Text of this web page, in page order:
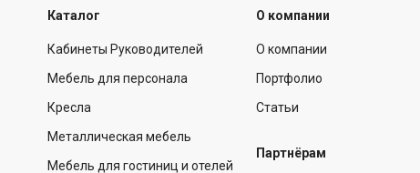
Каталог
Кабинеты Руководителей
Мебель для персонала
Кресла
Металлическая мебель
Мебель для гостиниц и отелей
О компании
О компании
Портфолио
Статьи
Партнёрам